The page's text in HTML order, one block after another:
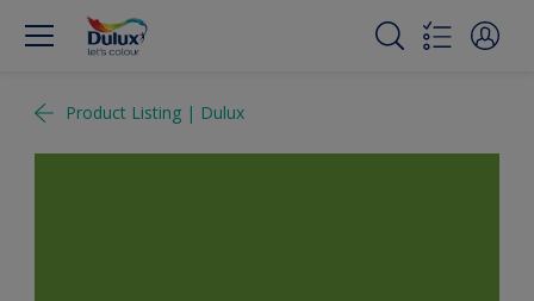
Product Listing | Dulux